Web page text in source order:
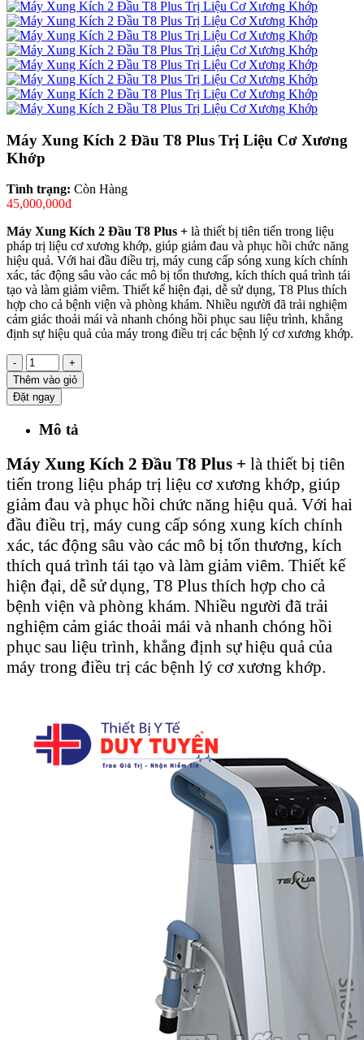
Máy Xung Kích 2 Đầu T8 Plus Trị Liệu Cơ Xương
Khớp
Tình trạng: Còn Hàng
45,000,000đ
Máy Xung Kích 2 Đầu T8 Plus + là thiết bị tiên tiến trong liệu
pháp trị liệu cơ xương khớp, giúp giảm đau và phục hồi chức năng
hiệu quả. Với hai đầu điều trị, máy cung cấp sóng xung kích chính
xác, tác động sâu vào các mô bị tổn thương, kích thích quá trình tái
tạo và làm giảm viêm. Thiết kế hiện đại, dễ sử dụng, T8 Plus thích
hợp cho cả bệnh viện và phòng khám. Nhiều người đã trải nghiệm
cảm giác thoải mái và nhanh chóng hồi phục sau liệu trình, khẳng
định sự hiệu quả của máy trong điều trị các bệnh lý cơ xương khớp.
-
+
Thêm vào giỏ
Đặt ngay
Mô tả
Máy Xung Kích 2 Đầu T8 Plus + là thiết bị tiên
tiến trong liệu pháp trị liệu cơ xương khớp, giúp
giảm đau và phục hồi chức năng hiệu quả. Với hai
đầu điều trị, máy cung cấp sóng xung kích chính
xác, tác động sâu vào các mô bị tổn thương, kích
thích quá trình tái tạo và làm giảm viêm. Thiết kế
hiện đại, dễ sử dụng, T8 Plus thích hợp cho cả
bệnh viện và phòng khám. Nhiều người đã trải
nghiệm cảm giác thoải mái và nhanh chóng hồi
phục sau liệu trình, khẳng định sự hiệu quả của
máy trong điều trị các bệnh lý cơ xương khớp.